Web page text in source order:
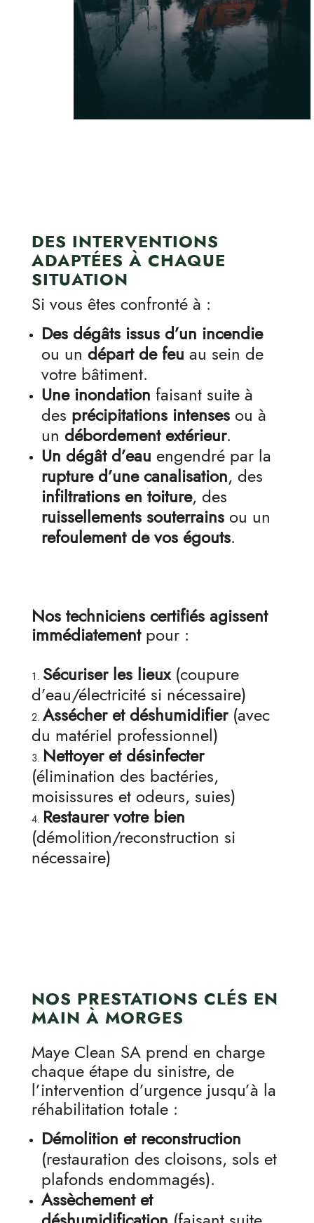
DES INTERVENTIONS
ADAPTÉES À CHAQUE
SITUATION
Si vous êtes confronté à :
Des dégâts issus d’un incendie
ou un départ de feu au sein de
votre bâtiment.
Une inondation faisant suite à
des précipitations intensesou à
un débordement extérieur.
Un dégât d’eau engendré par la
rupture d’une canalisation, des
infiltrations en toiture, des
ruissellements souterrainsou un
refoulement de vos égouts.
Nos techniciens certifiés agissent
immédiatementpour :
Sécuriser les lieux(coupure
d’eau/électricité si nécessaire)
Assécher et déshumidifier(avec
du matériel professionnel)
Nettoyer et désinfecter
(élimination des bactéries,
moisissures et odeurs, suies)
Restaurer votre bien
(démolition/reconstruction si
nécessaire)
NOS PRESTATIONS CLÉS EN
MAIN À MORGES
Maye Clean SA prend en charge
chaque étape du sinistre, de
l’intervention d’urgence jusqu’à la
réhabilitation totale :
Démolition et reconstruction
(restauration des cloisons, sols et
plafonds endommagés).
Assèchement et